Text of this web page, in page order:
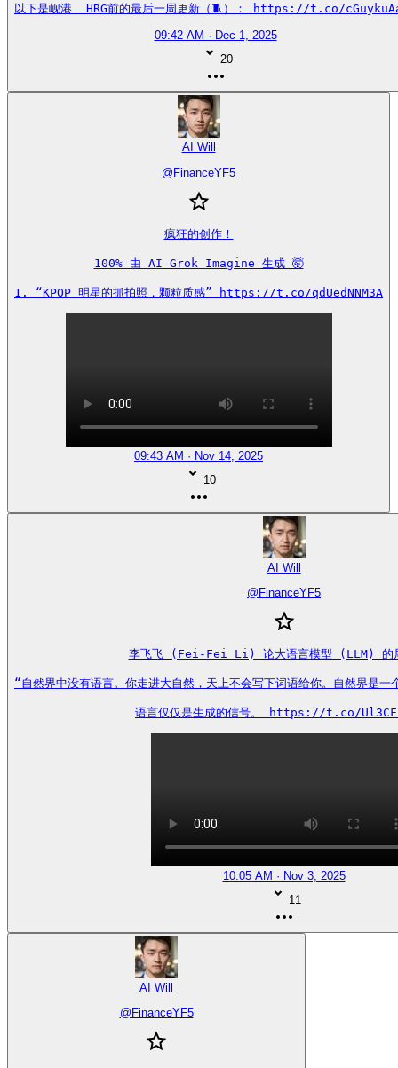
以下是岘港  HRG前的最后一周更新（🧵）： https://t.co/
09:42 AM · Dec 1, 2025
20
AI Will
@FinanceYF5
疯狂的创作！
100% 由 AI Grok Imagine 生成 🤯
1. “KPOP 明星的抓拍照，颗粒质感” https://t.co/qdUedNNM3A
09:43 AM · Nov 14, 2025
10
AI Will
@ FinanceYF5
李飞飞 (Fei-Fei Li) 论大语言模型 (LLM) 的
“自然界中没有语言。你走进大自然，天上不会写下词语给你。自然界是
语言仅仅是生成的信号。 https://t.co/
10:05 AM · Nov 3, 2025
11
AI Will
@ FinanceYF5